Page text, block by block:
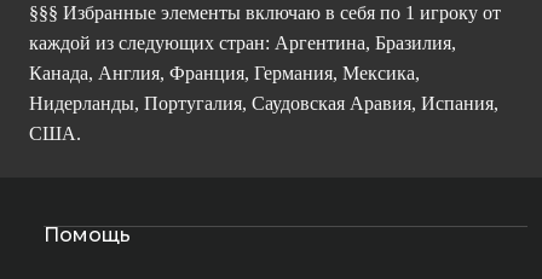
§§§ Избранные элементы включаю в себя по 1 игроку от
каждой из следующих стран: Аргентина, Бразилия,
Канада, Англия, Франция, Германия, Мексика,
Нидерланды, Португалия, Саудовская Аравия, Испания,
США.
Помощь